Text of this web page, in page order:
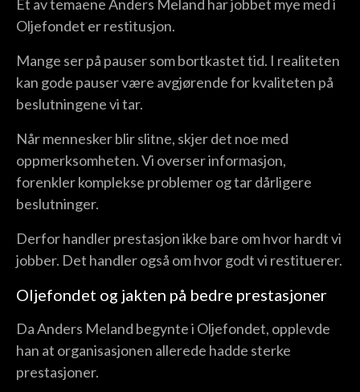
Et av temaene Anders Meland har jobbet mye med i
Oljefondet er restitusjon.
Mange ser på pauser som bortkastet tid. I realiteten
kan gode pauser være avgjørende for kvaliteten på
beslutningene vi tar.
Når mennesker blir slitne, skjer det noe med
oppmerksomheten. Vi overser informasjon,
forenkler komplekse problemer og tar dårligere
beslutninger.
Derfor handler prestasjon ikke bare om hvor hardt vi
jobber. Det handler også om hvor godt vi restituerer.
Oljefondet og jakten på bedre prestasjoner
Da Anders Meland begynte i Oljefondet, opplevde
han at organisasjonen allerede hadde sterke
prestasjoner.